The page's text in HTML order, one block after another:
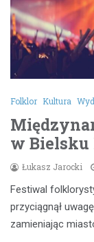
Folklor Kultura
w Bielsku
Łukasz Jarocki
Festiwal
przyciągnął
zamieniając